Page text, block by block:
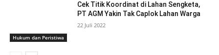
Hukum dan Peristiwa
Cek Titik Koordinat di Lahan Sengketa,
PT AGM Yakin Tak Caplok Lahan Warga
22 Juli 2022